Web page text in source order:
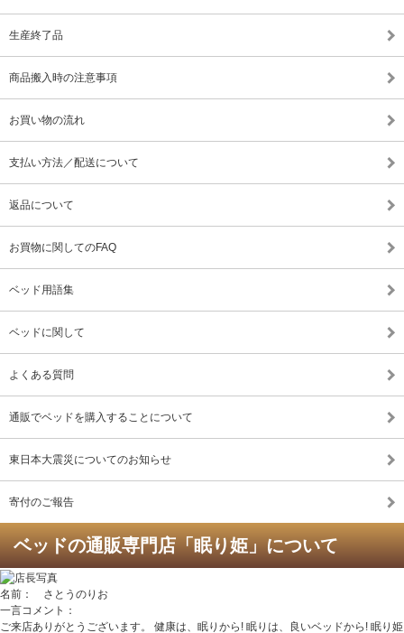
生産終了品
商品搬入時の注意事項
お買い物の流れ
支払い方法／配送について
返品について
お買物に関してのFAQ
ベッド用語集
ベッドに関して
よくある質問
通販でベッドを購入することについて
東日本大震災についてのお知らせ
寄付のご報告
ベッドの通販専門店「眠り姫」について
名前： さとうのりお
一言コメント：
ご来店ありがとうございます。 健康は、眠りから! 眠りは、良いベッドから! 眠り姫